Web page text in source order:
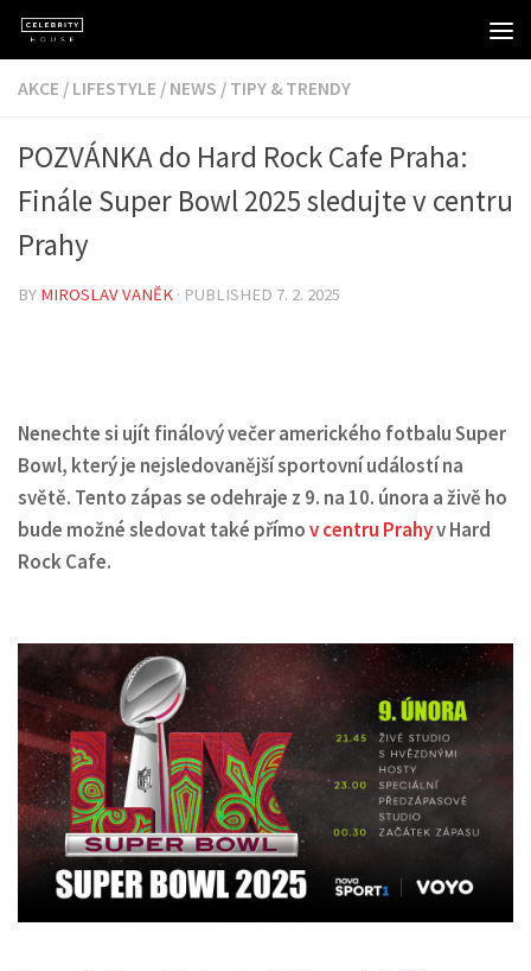
Skip to content
AKCE / LIFESTYLE / NEWS / TIPY & TRENDY
POZVÁNKA do Hard Rock Cafe Praha:
Finále Super Bowl 2025 sledujte v centru
Prahy
BY MIROSLAV VANĚK · PUBLISHED 7. 2. 2025
Nenechte si ujít finálový večer amerického fotbalu Super
Bowl, který je nejsledovanější sportovní událostí na
světě. Tento zápas se odehraje z 9. na 10. února a živě ho
bude možné sledovat také přímov centru Prahyv Hard
Rock Cafe.